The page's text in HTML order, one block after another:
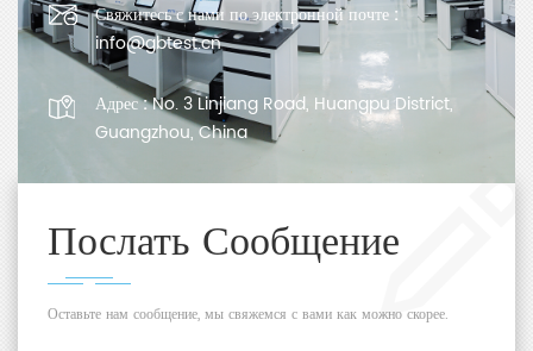
Свяжитесь с нами по электронной почте :
info@gbtest.cn
Адрес :No. 3 Linjiang Road, Huangpu District,
Guangzhou, China
Послать Сообщение
Оставьте нам сообщение, мы свяжемся с вами как можно скорее.